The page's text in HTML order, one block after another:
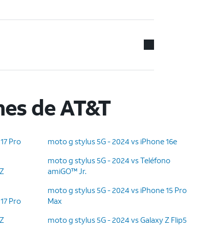
de AT&T
Pro
Pro
moto g stylus 5G - 2024 vs iPhone 16e
moto g stylus 5G - 2024 vs Teléfono
amiGO™ Jr.
moto g stylus 5G - 2024 vs iPhone 15 Pro
Max
moto g stylus 5G - 2024 vs Galaxy Z Flip5